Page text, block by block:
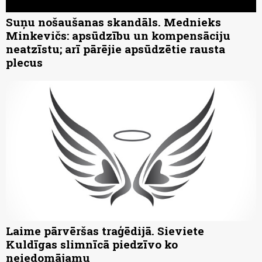
Suņu nošaušanas skandāls. Mednieks
Minkevičs: apsūdzību un kompensāciju
neatzīstu; arī pārējie apsūdzētie rausta
plecus
Laime pārvēršas traģēdijā. Sieviete
Kuldīgas slimnīcā piedzīvo ko
neiedomājamu